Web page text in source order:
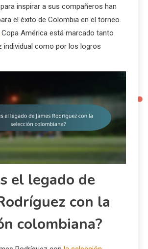
inspirar a sus compañeros han
el éxito de Colombia en el torneo.
Copa América está marcado tanto
individual como por los logros
el legado de
con la
colombiana?